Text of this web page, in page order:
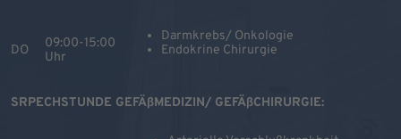
DO
09:00-15:00
Uhr
Darmkrebs/ Onkologie
Endokrine Chirurgie
SRPECHSTUNDE GEFÄßMEDIZIN/ GEFÄßCHIRURGIE: